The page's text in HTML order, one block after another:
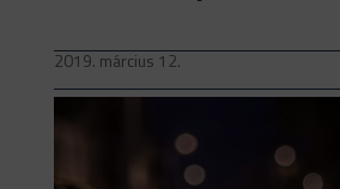
2019. március 12.